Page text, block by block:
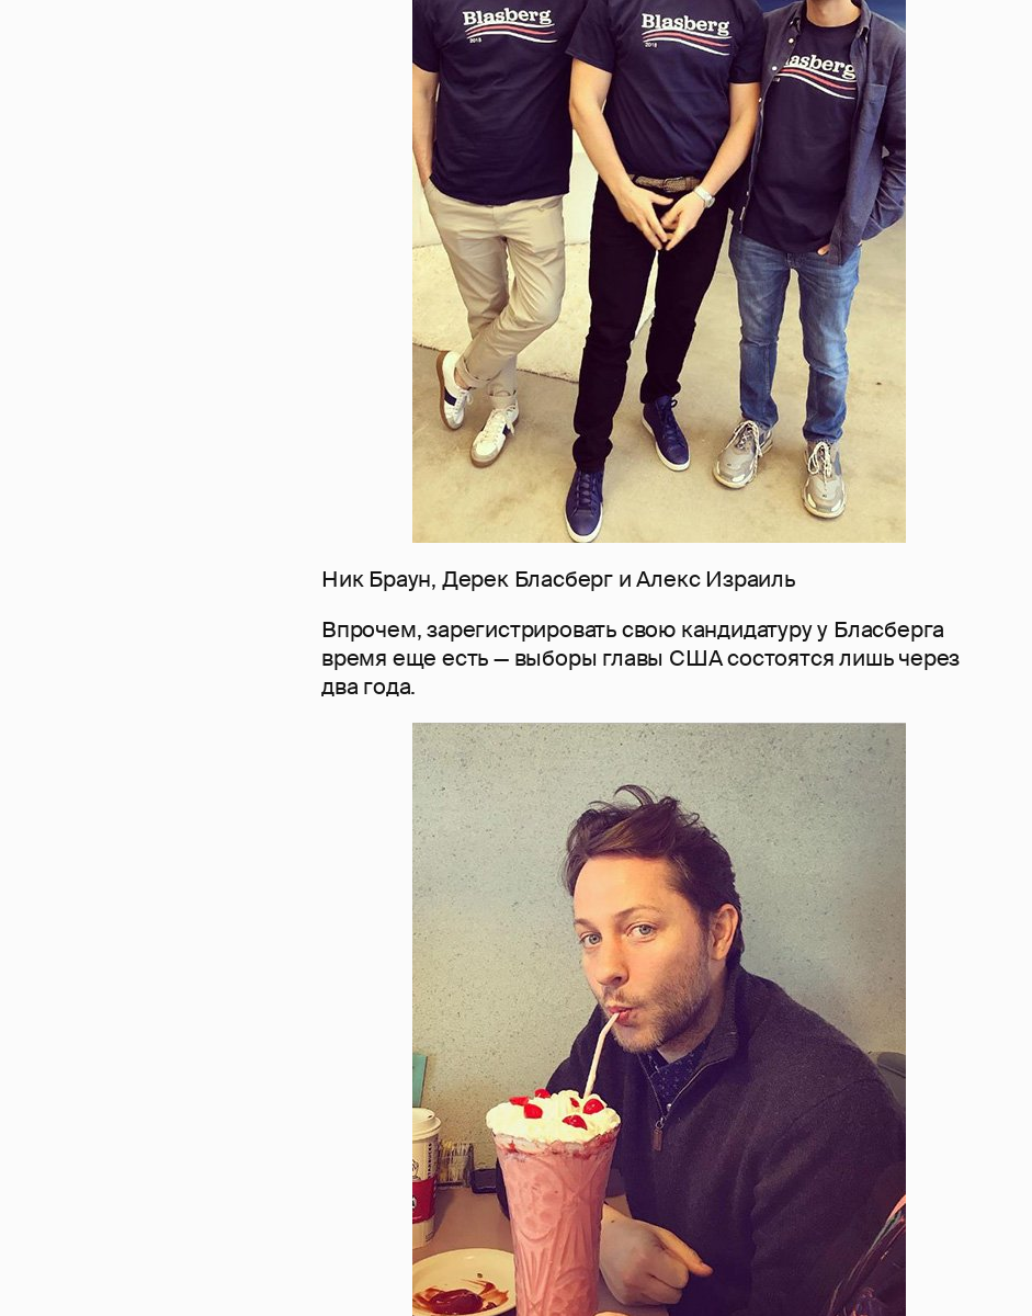
Ник Браун, Дерек Бласберг и Алекс Израиль
Впрочем, зарегистрировать свою кандидатуру у Бласберга
время еще есть — выборы главы США состоятся лишь через
два года.